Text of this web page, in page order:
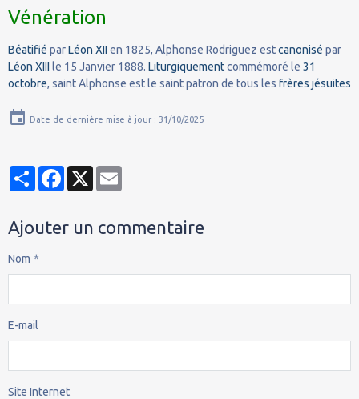
Vénération
Béatifié parLéon XII en 1825, Alphonse Rodriguez estcanonisé par
Léon XIII le 15 Janvier 1888. Liturgiquementcommémoré le 31
octobre, saint Alphonse est le saint patron de tous les frères jésuites
Date de dernière mise à jour : 31/10/2025
PartagerFacebook
X
Ajouter un commentaire
Nom
E-mail
Site Internet